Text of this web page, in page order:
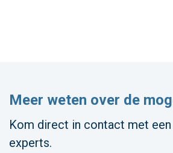
Meer weten over de
Kom direct in contact met een
experts.